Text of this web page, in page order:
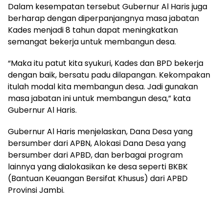
Dalam kesempatan tersebut Gubernur Al Haris juga
berharap dengan diperpanjangnya masa jabatan
Kades menjadi 8 tahun dapat meningkatkan
semangat bekerja untuk membangun desa.
“Maka itu patut kita syukuri, Kades dan BPD bekerja
dengan baik, bersatu padu dilapangan. Kekompakan
itulah modal kita membangun desa. Jadi gunakan
masa jabatan ini untuk membangun desa,” kata
Gubernur Al Haris.
Gubernur Al Haris menjelaskan, Dana Desa yang
bersumber dari APBN, Alokasi Dana Desa yang
bersumber dari APBD, dan berbagai program
lainnya yang dialokasikan ke desa seperti BKBK
(Bantuan Keuangan Bersifat Khusus) dari APBD
Provinsi Jambi.